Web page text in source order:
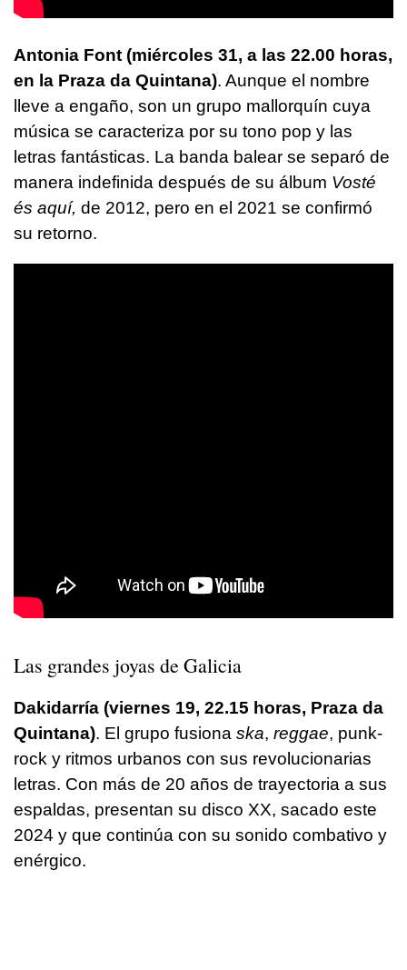
Antonia Font (miércoles 31, a las 22.00 horas,
en la Praza da Quintana). Aunque el nombre
lleve a engaño, son un grupo mallorquín cuya
música se caracteriza por su tono pop y las
letras fantásticas. La banda balear se separó de
manera indefinida después de su álbum Vosté
és aquí, de 2012, pero en el 2021 se confirmó
su retorno.
Las grandes joyas de Galicia
Dakidarría (viernes 19, 22.15 horas, Praza da
Quintana). El grupo fusiona ska, reggae, punk-
rock y ritmos urbanos con sus revolucionarias
letras. Con más de 20 años de trayectoria a sus
espaldas, presentan su disco XX, sacado este
2024 y que continúa con su sonido combativo y
enérgico.